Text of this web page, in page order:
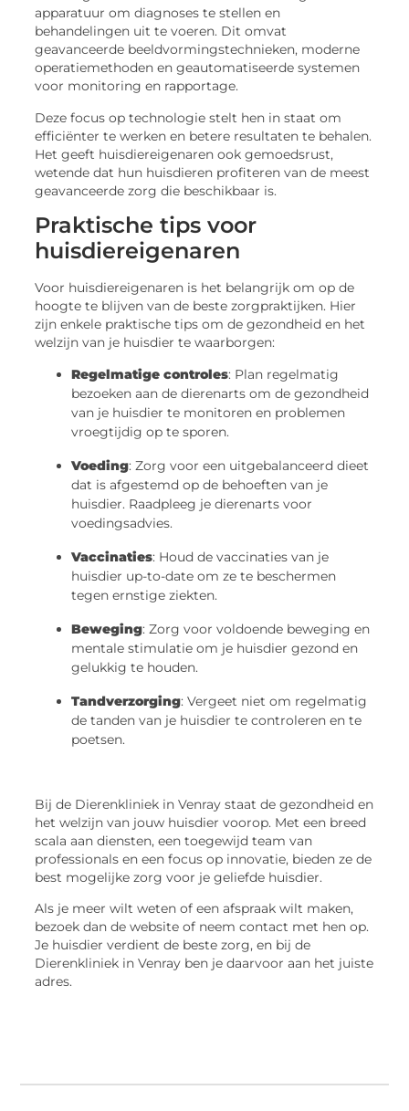
apparatuur om diagnoses te stellen en
behandelingen uit te voeren. Dit omvat
geavanceerde beeldvormingstechnieken, moderne
operatiemethoden en geautomatiseerde systemen
voor monitoring en rapportage.
Deze focus op technologie stelt hen in staat om
efficiënter te werken en betere resultaten te behalen.
Het geeft huisdiereigenaren ook gemoedsrust,
wetende dat hun huisdieren profiteren van de meest
geavanceerde zorg die beschikbaar is.
Praktische tips voor
huisdiereigenaren
Voor huisdiereigenaren is het belangrijk om op de
hoogte te blijven van de beste zorgpraktijken. Hier
zijn enkele praktische tips om de gezondheid en het
welzijn van je huisdier te waarborgen:
Regelmatige controles: Plan regelmatig
bezoeken aan de dierenarts om de gezondheid
van je huisdier te monitoren en problemen
vroegtijdig op te sporen.
Voeding: Zorg voor een uitgebalanceerd dieet
dat is afgestemd op de behoeften van je
huisdier. Raadpleeg je dierenarts voor
voedingsadvies.
Vaccinaties: Houd de vaccinaties van je
huisdier up-to-date om ze te beschermen
tegen ernstige ziekten.
Beweging: Zorg voor voldoende beweging en
mentale stimulatie om je huisdier gezond en
gelukkig te houden.
Tandverzorging: Vergeet niet om regelmatig
de tanden van je huisdier te controleren en te
poetsen.
Bij de Dierenkliniek in Venray staat de gezondheid en
het welzijn van jouw huisdier voorop. Met een breed
scala aan diensten, een toegewijd team van
professionals en een focus op innovatie, bieden ze de
best mogelijke zorg voor je geliefde huisdier.
Als je meer wilt weten of een afspraak wilt maken,
bezoek dan de website of neem contact met hen op.
Je huisdier verdient de beste zorg, en bij de
Dierenkliniek in Venray ben je daarvoor aan het juiste
adres.